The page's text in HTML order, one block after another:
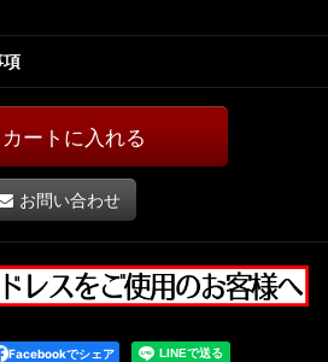
項
カートに入れる
お問い合わせ
Facebookでシェア